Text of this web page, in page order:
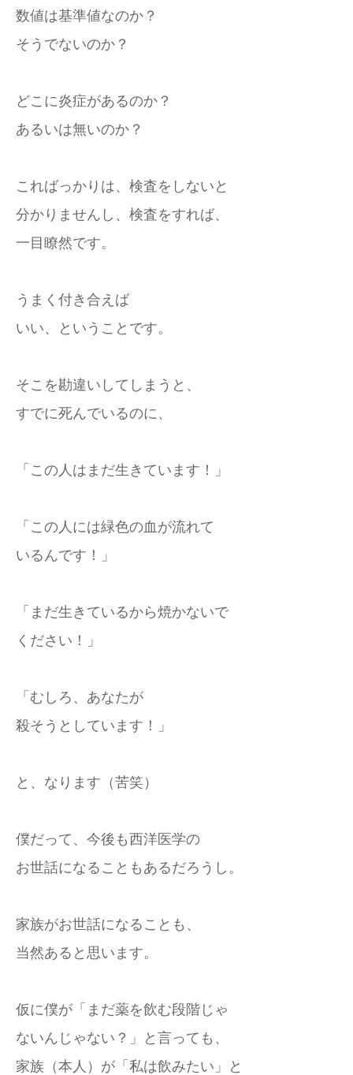
数値は基準値なのか？
そうでないのか？
どこに炎症があるのか？
あるいは無いのか？
こればっかりは、検査をしないと
分かりませんし、検査をすれば、
一目瞭然です。
うまく付き合えば
いい、ということです。
そこを勘違いしてしまうと、
すでに死んでいるのに、
「この人はまだ生きています！」
「この人には緑色の血が流れて
いるんです！」
「まだ生きているから焼かないで
ください！」
「むしろ、あなたが
殺そうとしています！」
と、なります（苦笑）
僕だって、今後も西洋医学の
お世話になることもあるだろうし。
家族がお世話になることも、
当然あると思います。
仮に僕が「まだ薬を飲む段階じゃ
ないんじゃない？」と言っても、
家族（本人）が「私は飲みたい」と